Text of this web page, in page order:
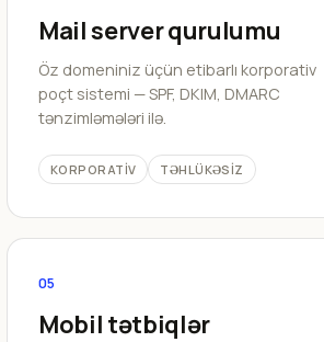
Mail server qurulumu
Öz domeniniz üçün etibarlı korporativ
poçt sistemi — SPF, DKIM, DMARC
tənzimləmələri ilə.
KORPORATIV TƏHLÜKƏSIZ
05
Mobil tətbiqlər